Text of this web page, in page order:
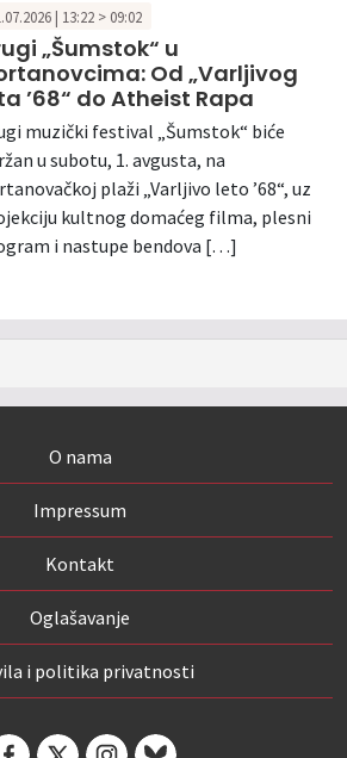
| 13:22 > 09:02
„Šumstok“ u
Od „Varljivog
’68“ do Atheist Rapa
muzički festival „Šumstok“ biće
u subotu, 1. avgusta, na
plaži „Varljivo leto ’68“, uz
kultnog domaćeg filma, plesni
i nastupe bendova […]
O nama
Impressum
Kontakt
Oglašavanje
i politika privatnosti